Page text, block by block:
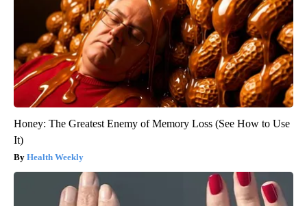
Honey: The Greatest Enemy of Memory Loss (See How to Use
It)
Health Weekly